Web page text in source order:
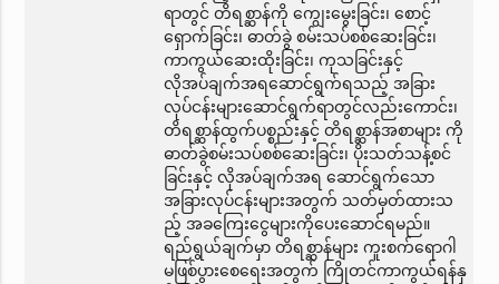
ရာတွင် တိရစ္ဆာန်ကို ကျွေးမွေးခြင်း၊ စောင့်
ရှောက်ခြင်း၊ ဓာတ်ခွဲ စမ်းသပ်စစ်ဆေးခြင်း၊
ကာကွယ်ဆေးထိုးခြင်း၊ ကုသခြင်းနှင့်
လိုအပ်ချက်အရဆောင်ရွက်ရသည့် အခြား
လုပ်ငန်းများဆောင်ရွက်ရာတွင်လည်းကောင်း၊
တိရစ္ဆာန်ထွက်ပစ္စည်းနှင့် တိရစ္ဆာန်အစာများ ကို
ဓာတ်ခွဲစမ်းသပ်စစ်ဆေးခြင်း၊ ပိုးသတ်သန့်စင်
ခြင်းနှင့် လိုအပ်ချက်အရ ဆောင်ရွက်သော
အခြားလုပ်ငန်းများအတွက် သတ်မှတ်ထားသ
ည့် အခကြေးငွေများကိုပေးဆောင်ရမည်။
ရည်ရွယ်ချက်မှာ တိရစ္ဆာန်များ ကူးစက်ရောဂါ
မဖြစ်ပွားစေရေးအတွက် ကြိုတင်ကာကွယ်ရန်နှ